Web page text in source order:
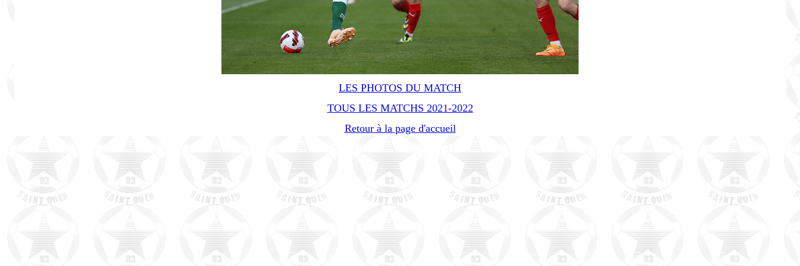
LES PHOTOS DU MATCH
TOUS LES MATCHS 2021-2022
Retour à la page d'accueil